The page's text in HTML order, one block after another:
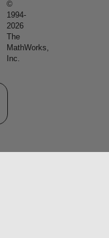
©
1994-
2026
The
MathWorks,
Inc.
サイトの選択